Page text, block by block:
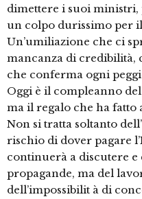
dimettere i suoi
un colpo durissimo per il
Un’umiliazione che ci
mancanza di credibilità,
che conferma ogni
Oggi è il compleanno
ma il regalo che ha fatto
Non si tratta soltanto
rischio di dover pagare
continuerà a discutere e
propagande, ma del
dell’impossibilit à di